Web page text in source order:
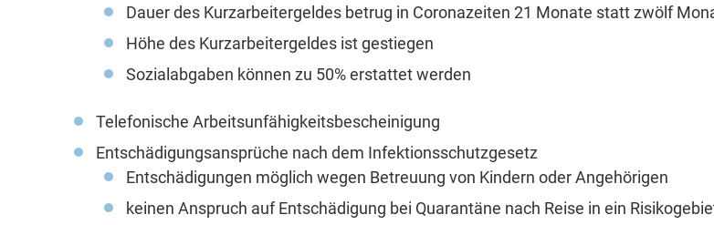
Dauer des Kurzarbeitergeldes betrug in Coronazeiten 21 Monate statt zwölf
Höhe des Kurzarbeitergeldes ist gestiegen
Sozialabgaben können zu 50% erstattet werden
Telefonische Arbeitsunfähigkeitsbescheinigung
Entschädigungsansprüche nach dem Infektionsschutzgesetz
Entschädigungen möglich wegen Betreuung von Kindern oder Angehörigen
keinen Anspruch auf Entschädigung bei Quarantäne nach Reise in ein